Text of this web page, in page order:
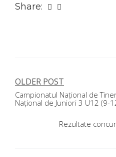
Share:
Navigare
în
articole
OLDER POST
Campionatul Național de
Național de Juniori 3 U12 (9-
Rezultate